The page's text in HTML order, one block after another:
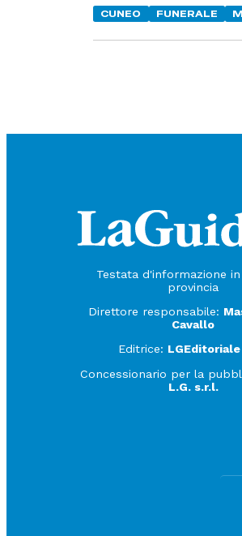
CUNEO FUNERALE
Testata d'informazione in
provincia
Direttore responsabile:
Cavallo
Editrice:
Concessionario per la
L.G. s.r.l.